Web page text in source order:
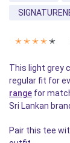
✭ ✭ ✭ ✭ ✭
This light grey
regular fit for
range for
Sri Lankan
Pair this tee